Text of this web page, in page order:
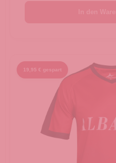
19,95 € gespart